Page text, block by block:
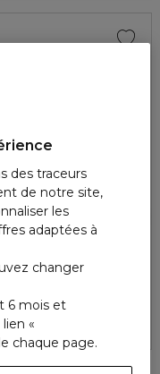
HAIRCARE
3 en 1
€
des traceurs
de notre site,
les
adaptées à
changer
6 mois et
«
chaque page.